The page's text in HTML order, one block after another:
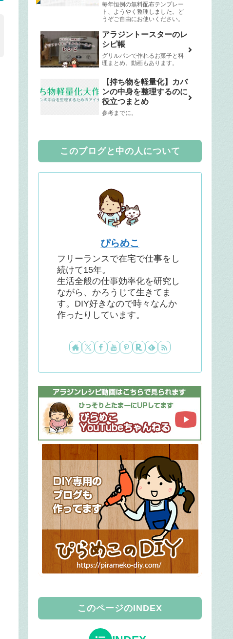
毎年恒例の無料配布テンプレー
ト、ようやく整理しました。ど
うぞご自由にお使いください。
アラジントースターのレ
シピ帳
グリルパンで作れるお菓子と料
理まとめ。動画もあります。
【持ち物を軽量化】カバ
ンの中身を整理するのに
役立つまとめ
参考までに。
このブログと中の人について
ぴらめこ
フリーランスで在宅で仕事をし
続けて15年。
生活全般の仕事効率化を研究し
ながら、かろうじて生きてま
す。DIY好きなので時々なんか
作ったりしています。
このページのINDEX